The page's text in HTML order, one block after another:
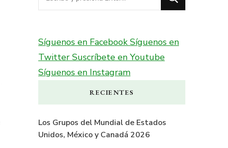
algo?
Síguenos en FacebookSíguenos en
Twitter Suscríbete en Youtube
Síguenos en Instagram
RECIENTES
Los Grupos del Mundial de Estados
Unidos, México y Canadá 2026